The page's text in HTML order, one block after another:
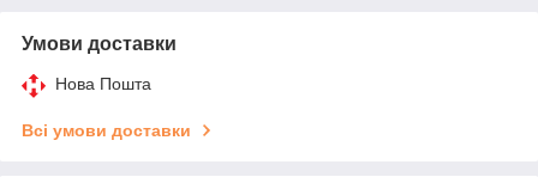
Умови доставки
Нова Пошта
Всі умови доставки